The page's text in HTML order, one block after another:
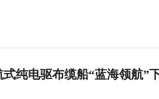
式纯电驱布缆船“蓝海领航”